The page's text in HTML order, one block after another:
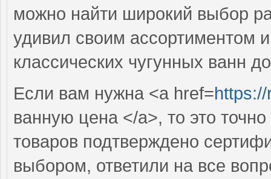
можно найти широкий выбор
удивил своим ассортиментом
классических чугунных ванн
Если вам нужна <a href=
ванную цена </a>, то это
товаров подтверждено
выбором, ответили на все